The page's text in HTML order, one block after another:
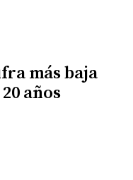
más baja
años